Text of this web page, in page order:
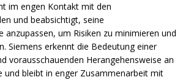
im engen Kontakt mit den
und beabsichtigt, seine
anzupassen, um Risiken zu minimieren und
Siemens erkennt die Bedeutung einer
vorausschauenden Herangehensweise an
und bleibt in enger Zusammenarbeit mit